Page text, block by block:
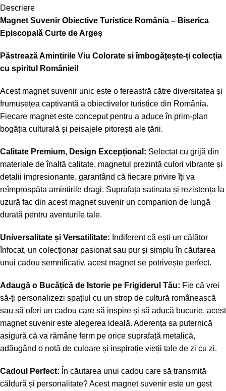
Descriere
Magnet Suvenir Obiective Turistice România – Biserica
Episcopală Curte de Argeş
Păstrează Amintirile Viu Colorate si îmbogățește-ți colecția
cu spiritul României!
Acest magnet suvenir unic este o fereastră către diversitatea și
frumusețea captivantă a obiectivelor turistice din România.
Fiecare magnet este conceput pentru a aduce în prim-plan
bogăția culturală și peisajele pitorești ale țării.
Calitate Premium, Design Excepțional: Selectat cu grijă din
materiale de înaltă calitate, magnetul prezintă culori vibrante și
detalii impresionante, garantând că fiecare privire îți va
reîmprospăta amintirile dragi. Suprafața satinata și rezistența la
uzură fac din acest magnet suvenir un companion de lungă
durată pentru aventurile tale.
Universalitate și Versatilitate: Indiferent că ești un călător
înfocat, un colecționar pasionat sau pur și simplu în căutarea
unui cadou semnificativ, acest magnet se potrivește perfect.
Adaugă o Bucățică de Istorie pe Frigiderul Tău: Fie că vrei
să-ți personalizezi spațiul cu un strop de cultură românească
sau să oferi un cadou care să inspire și să aducă bucurie, acest
magnet suvenir este alegerea ideală. Aderența sa puternică
asigură că va rămâne ferm pe orice suprafață metalică,
adăugând o notă de culoare și inspirație vieții tale de zi cu zi.
Cadoul Perfect: În căutarea unui cadou care să transmită
căldură și personalitate? Acest magnet suvenir este un gest